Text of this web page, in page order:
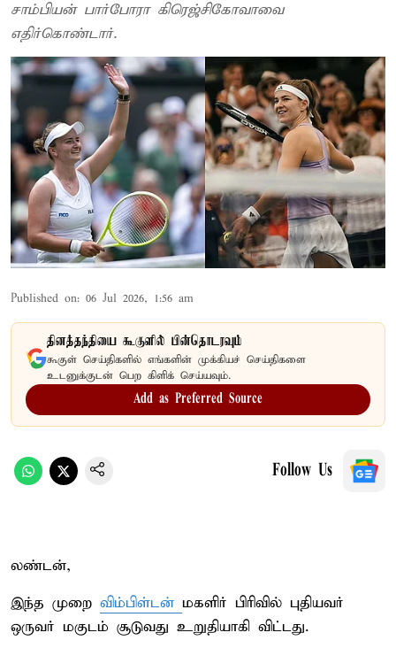
சாம்பியன் பார்போரா கிரெஜ்சிகோவாவை
எதிர்கொண்டார்.
Published on: 06 Jul 2026, 1:56 am
தினத்தந்தியை கூகுளில் பின்தொடரவும்
கூகுள் செய்திகளில் எங்களின் முக்கியச் செய்திகளை
உடனுக்குடன் பெற கிளிக் செய்யவும்.
Add as Preferred Source
Follow Us
லண்டன்,
இந்த முறை விம்பிள்டன் மகளிர் பிரிவில் புதியவர்
ஒருவர் மகுடம் சூடுவது உறுதியாகி விட்டது.